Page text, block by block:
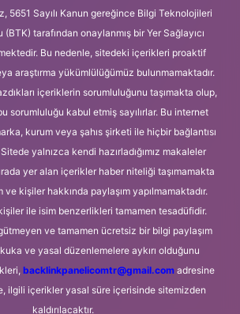
5651 Sayılı Kanun gereğince Bilgi Teknolojileri
tarafından onaylanmış bir Yer Sağlayıcı
Bu nedenle, sitedeki içerikleri proaktif
araştırma yükümlülüğümüz bulunmamaktadır.
içeriklerin sorumluluğunu taşımakta olup,
sorumluluğu kabul etmiş sayılırlar. Bu internet
kurum veya şahıs şirketi ile hiçbir bağlantısı
yalnızca kendi hazırladığımız makaleler
yer alan içerikler haber niteliği taşımamakta
kişiler hakkında paylaşım yapılmamaktadır.
ile isim benzerlikleri tamamen tesadüfidir.
ve tamamen ücretsiz bir bilgi paylaşım
ve yasal düzenlemelere aykırı olduğunu
backlinkpanelicomtr@gmail.comadresine
ilgili içerikler yasal süre içerisinde sitemizden
kaldırılacaktır.